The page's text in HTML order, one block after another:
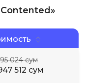
024 сум
512 сум